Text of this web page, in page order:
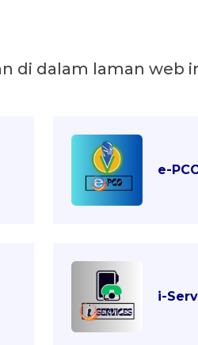
di dalam laman web
e-
i-